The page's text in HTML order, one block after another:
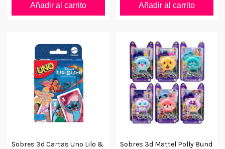
Añadir al carrito Añadir al carrito
Sobres 3d Cartas Uno Lilo &
Sobres 3d Mattel Polly 8und